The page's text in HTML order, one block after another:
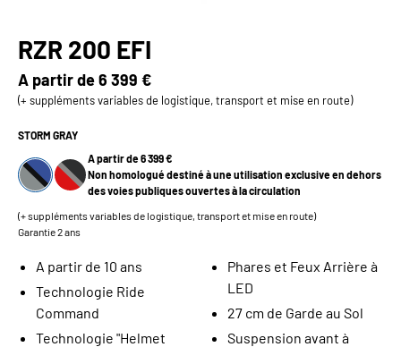
RZR 200 EFI
A partir de6 399 €
(+ suppléments variables de logistique, transport et mise en route)
STORM GRAY
A partir de 6 399 €
Non homologué destiné à une utilisation exclusive en dehors
des voies publiques ouvertes à la circulation
(+ suppléments variables de logistique, transport et mise en route)
Garantie 2 ans
A partir de 10 ans
Technologie Ride
Command
Technologie "Helmet
Phares et Feux Arrière à
LED
27 cm de Garde au Sol
Suspension avant à